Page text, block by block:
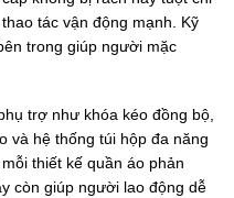
tác vận động mạnh. Kỹ
trong giúp người mặc
trợ như khóa kéo đồng bộ,
và hệ thống túi hộp đa năng
thiết kế quần áo phản
còn giúp người lao động dễ